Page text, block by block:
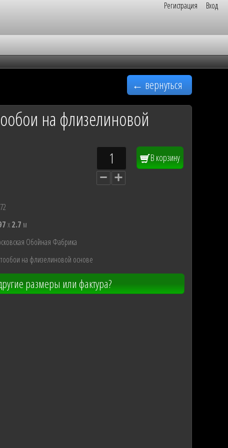
Регистрация Вход
← вернуться
на флизелиновой
В корзину
x2.7 м
Обойная Фабрика
на флизелиновой основе
размеры или фактура?